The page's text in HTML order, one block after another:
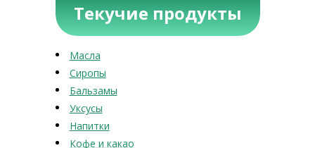
Текучие продукты
Масла
Сиропы
Бальзамы
Уксусы
Напитки
Кофе и какао